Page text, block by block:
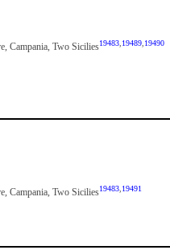
Campania, Two Sicilies19483 19489 19490
Campania, Two Sicilies19483 19491